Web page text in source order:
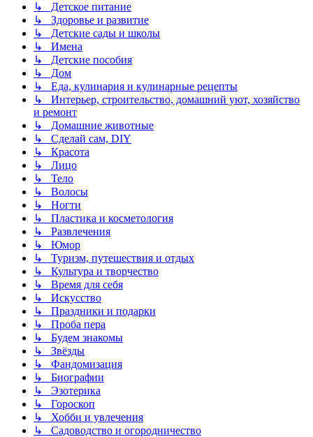
↳ Детское питание
↳ Здоровье и развитие
↳ Детские сады и школы
↳ Имена
↳ Детские пособия
↳ Дом
↳ Еда, кулинария и кулинарные рецепты
↳ Интерьер, строительство, домашний уют, хозяйство
и ремонт
↳ Домашние животные
↳ Сделай сам, DIY
↳ Красота
↳ Лицо
↳ Тело
↳ Волосы
↳ Ногти
↳ Пластика и косметология
↳ Развлечения
↳ Юмор
↳ Туризм, путешествия и отдых
↳ Культура и творчество
↳ Время для себя
↳ Искусство
↳ Праздники и подарки
↳ Проба пера
↳ Будем знакомы
↳ Звёзды
↳ Фандомизация
↳ Биографии
↳ Эзотерика
↳ Гороскоп
↳ Хобби и увлечения
↳ Садоводство и огородничество